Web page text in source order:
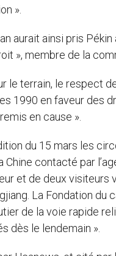
».
aurait ainsi pris
», membre de la
le terrain, le respect
1990 en faveur des
en cause ».
du 15 mars les
Chine contacté par
et de deux visiteurs
La Fondation du
de la voie rapide
dès le lendemain ».